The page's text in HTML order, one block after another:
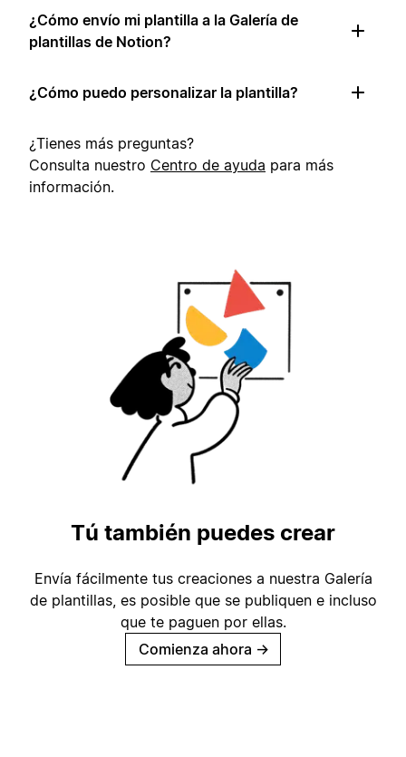
¿Cómo envío mi plantilla a la Galería de
plantillas de Notion?
¿Cómo puedo personalizar la plantilla?
¿Tienes más preguntas?
Consulta nuestro Centro de ayuda para más
información.
Tú también puedes crear
Envía fácilmente tus creaciones a nuestra Galería
de plantillas, es posible que se publiquen e incluso
que te paguen por ellas.
Comienza ahora →